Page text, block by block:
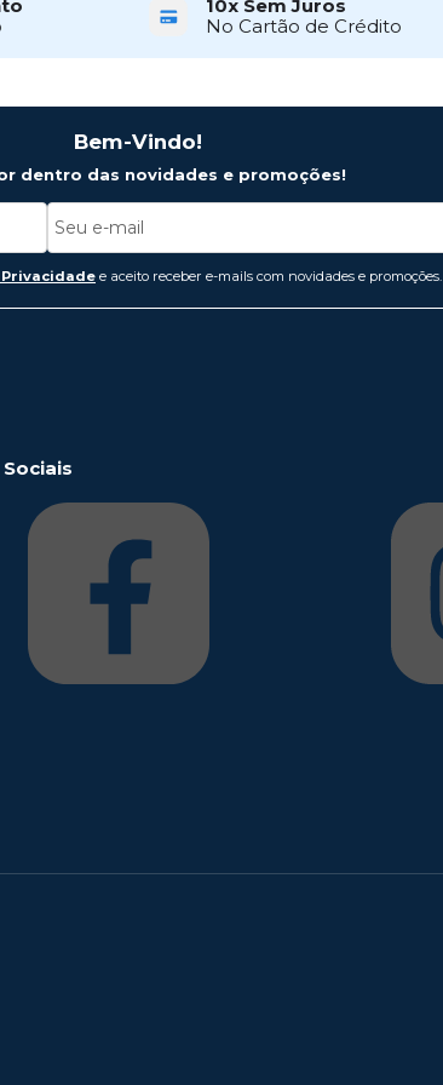
10x Sem Juros
No Cartão de Crédito
Bem-Vindo!
dentro das novidades e promoções!
e aceito receber e-mails com novidades e promoções.